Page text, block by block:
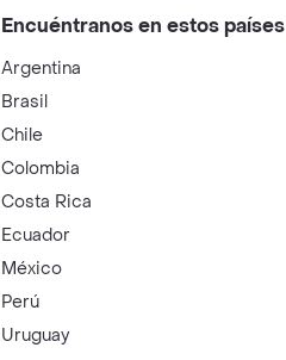
Encuéntranos en estos países
Argentina
Brasil
Chile
Colombia
Costa Rica
Ecuador
México
Perú
Uruguay